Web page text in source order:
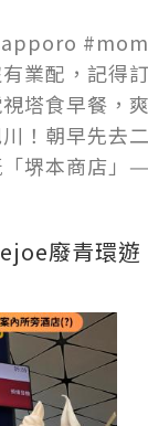
道賞櫻
4K VLO
業配，記得
塔食早餐，
！朝早先去
堺本商店」
廢青環遊